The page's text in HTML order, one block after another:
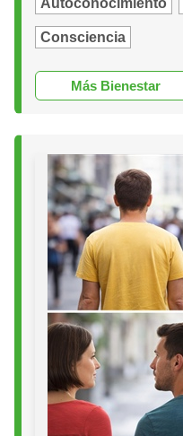
Consciencia
Más Bienestar